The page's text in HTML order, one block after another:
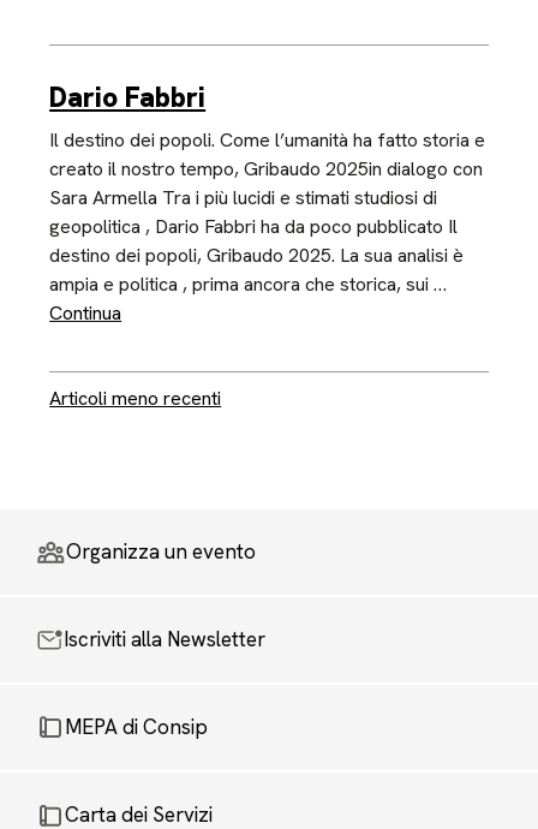
Dario Fabbri
Il destino dei popoli. Come l’umanità ha fatto storia e
creato il nostro tempo, Gribaudo 2025in dialogo con
Sara Armella Tra i più lucidi e stimati studiosi di
geopolitica , Dario Fabbri ha da poco pubblicato Il
destino dei popoli, Gribaudo 2025. La sua analisi è
ampia e politica , prima ancora che storica, sui …
Continua
Navigazione articoli
Articoli meno recenti
Organizza un evento
Iscriviti alla Newsletter
MEPA di Consip
Carta dei Servizi